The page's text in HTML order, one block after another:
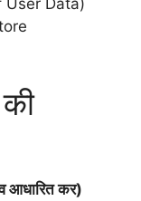
User Data)
कर)